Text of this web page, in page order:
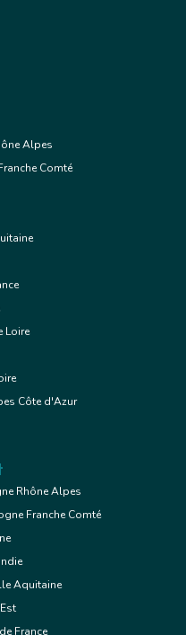
Alpes
Comté
Loire
Côte d'Azur
Rhône Alpes
Franche Comté
Aquitaine
France